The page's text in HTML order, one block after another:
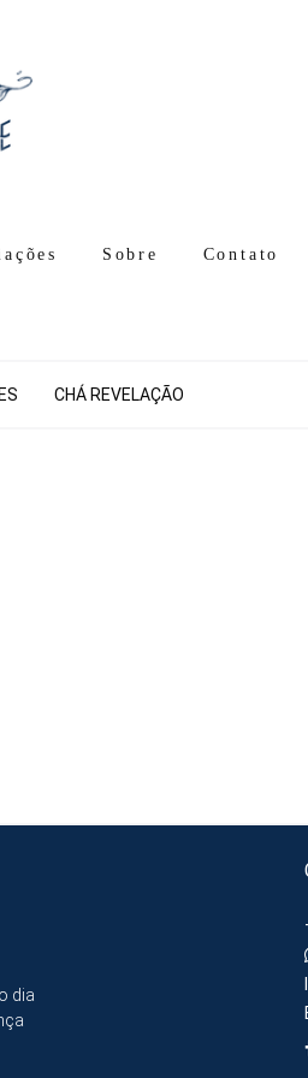
Sobre Contato
CHÁ REVELAÇÃO
dia